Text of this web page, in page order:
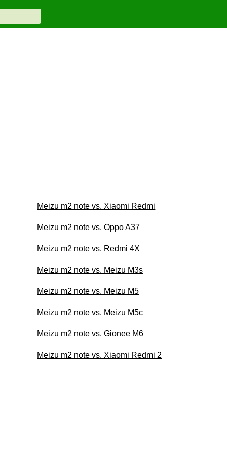
Meizu m2 note vs. Xiaomi Redmi
Meizu m2 note vs. Oppo A37
Meizu m2 note vs. Redmi 4X
Meizu m2 note vs. Meizu M3s
Meizu m2 note vs. Meizu M5
Meizu m2 note vs. Meizu M5c
Meizu m2 note vs. Gionee M6
Meizu m2 note vs. Xiaomi Redmi 2